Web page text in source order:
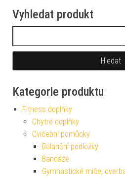
Vyhledat produkt
Kategorie produktu
Fitness doplňky
Chytré doplňky
Cvičební pomůcky
Balanční podložky
Bandáže
Gymnastické míče,